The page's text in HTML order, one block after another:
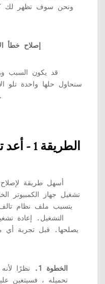
ونحن سوف تظهر لك
إصلاح خطأ
قد يكون السبب
سنحاول حلها واحدة تلو
الطرق حتى يتم إصلاح المشكلة.
أسهل طريقة
تشغيل جهاز الكمبيوتر
يتسبب ملف نظام
التشغيل. إعادة
يصلحها. قبل تجربة أي
الخطوة 1.
نظرًا
تحميله ، فسيتعين